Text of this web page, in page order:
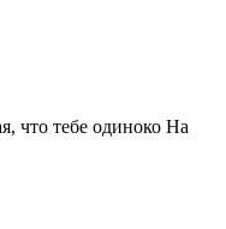
что тебе одиноко На